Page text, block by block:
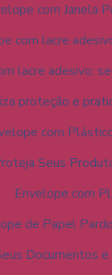
com Janela
com lacre
lacre adesivo:
proteção e
com
Seus
Envelope com
de Papel
Documentos